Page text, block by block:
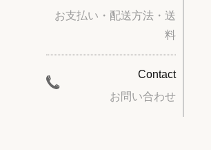
お支払い・配送方法・送
料
Contact
お問い合わせ